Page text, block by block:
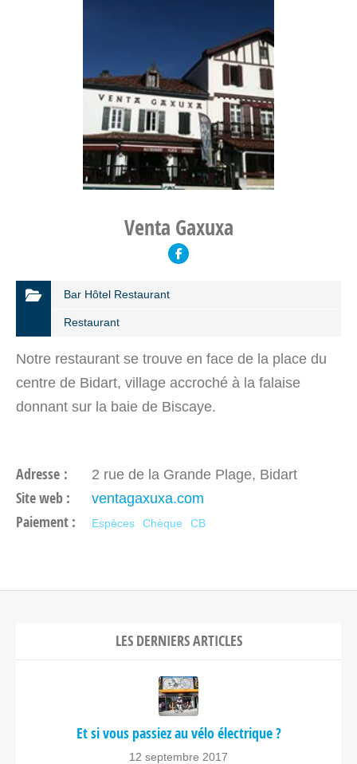
Venta Gaxuxa
Bar Hôtel Restaurant
Restaurant
Notre restaurant se trouve en face de la place du
centre de Bidart, village accroché à la falaise
donnant sur la baie de Biscaye.
Adresse : 2 rue de la Grande Plage, Bidart
Site web : ventagaxuxa.com
Paiement : Espèces Chèque CB
LES DERNIERS ARTICLES
Et si vous passiez au vélo électrique ?
12 septembre 2017